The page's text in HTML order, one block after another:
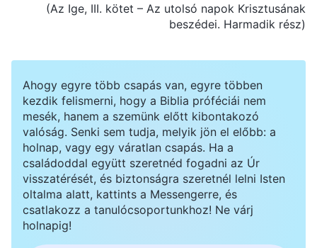
(Az Ige, III. kötet – Az utolsó napok Krisztusának
beszédei. Harmadik rész)
Ahogy egyre több csapás van, egyre többen
kezdik felismerni, hogy a Biblia próféciái nem
mesék, hanem a szemünk előtt kibontakozó
valóság. Senki sem tudja, melyik jön el előbb: a
holnap, vagy egy váratlan csapás. Ha a
családoddal együtt szeretnéd fogadni az Úr
visszatérését, és biztonságra szeretnél lelni Isten
oltalma alatt, kattints a Messengerre, és
csatlakozz a tanulócsoportunkhoz! Ne várj
holnapig!